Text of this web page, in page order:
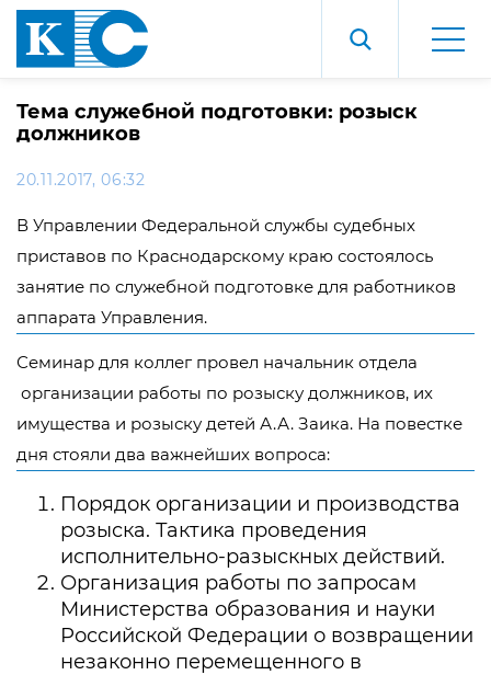
Тема служебной подготовки: розыск
должников
20.11.2017, 06:32
В Управлении Федеральной службы судебных
приставов по Краснодарскому краю состоялось
занятие по служебной подготовке для работников
аппарата Управления.
Семинар для коллег провел начальник отдела
организации работы по розыску должников, их
имущества и розыску детей А.А. Заика. На повестке
дня стояли два важнейших вопроса:
Порядок организации и производства
розыска. Тактика проведения
исполнительно-разыскных действий.
Организация работы по запросам
Министерства образования и науки
Российской Федерации о возвращении
незаконно перемещенного в